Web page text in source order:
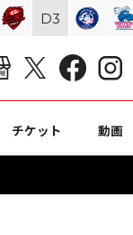
チケット 動画
D3